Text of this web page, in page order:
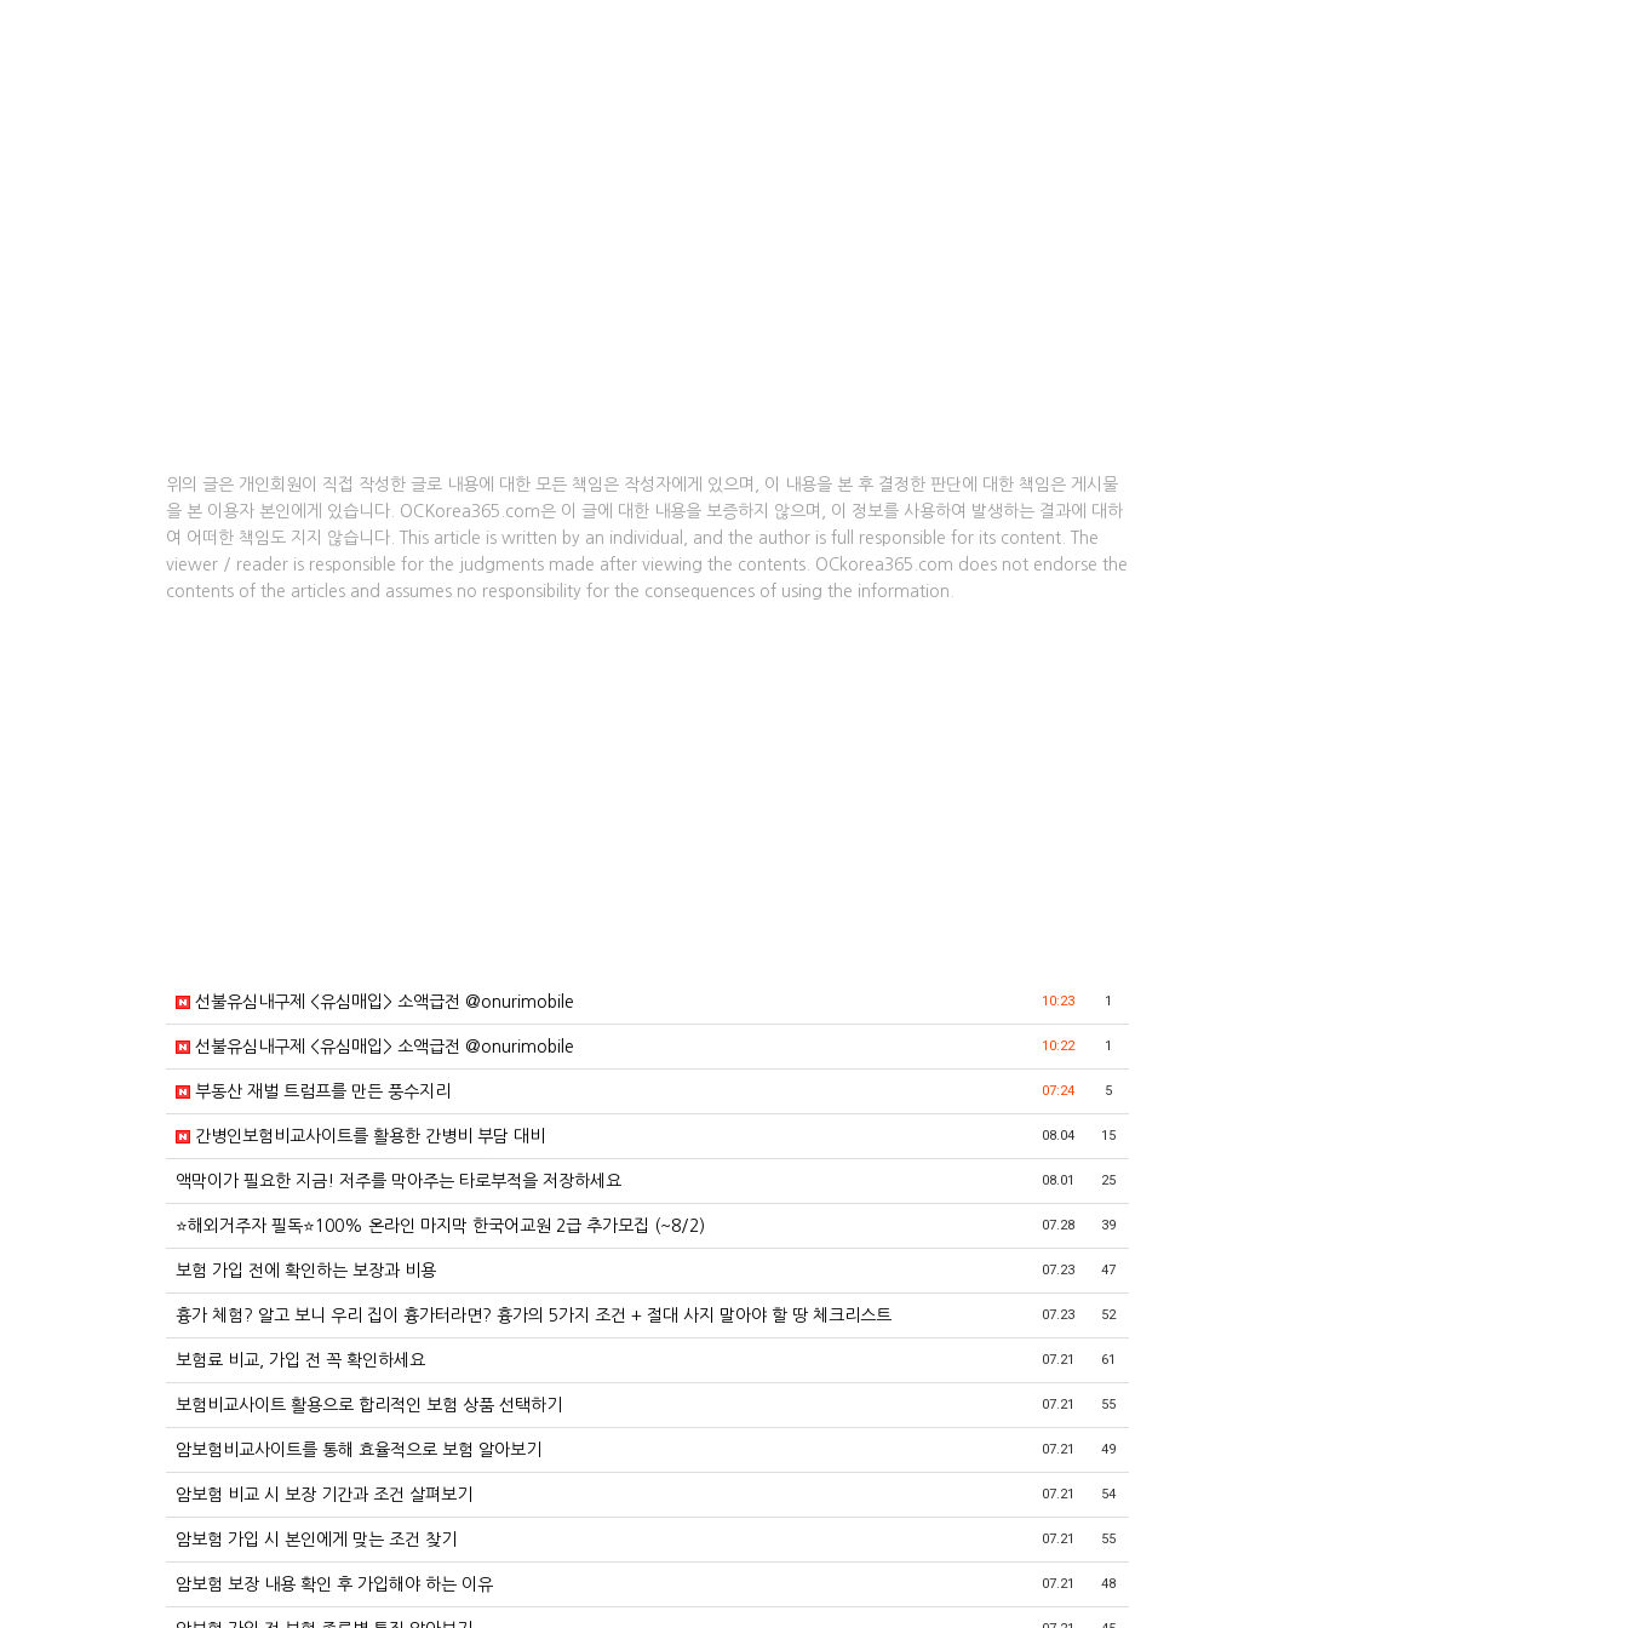
위의 글은 개인회원이 직접 작성한 글로 내용에 대한 모든 책임은 작성자에게 있으며, 이 내용을 본 후 결정한 판단에 대한 책임은 게시물
을 본 이용자 본인에게 있습니다. OCKorea365.com은 이 글에 대한 내용을 보증하지 않으며, 이 정보를 사용하여 발생하는 결과에 대하
여 어떠한 책임도 지지 않습니다. This article is written by an individual, and the author is full responsible for its content. The
viewer / reader is responsible for the judgments made after viewing the contents. OCkorea365.com does not endorse the
contents of the articles and assumes no responsibility for the consequences of using the information.
선불유심내구제 <유심매입> 소액급전 @onurimobile 10:23 1
선불유심내구제 <유심매입> 소액급전 @onurimobile 10:22 1
부동산 재벌 트럼프를 만든 풍수지리 07:24 5
간병인보험비교사이트를 활용한 간병비 부담 대비 08.04 15
액막이가 필요한 지금! 저주를 막아주는 타로부적을 저장하세요 08.01 25
⭐해외거주자 필독⭐100% 온라인 마지막 한국어교원 2급 추가모집 (~8/2) 07.28 39
보험 가입 전에 확인하는 보장과 비용 07.23 47
흉가 체험? 알고 보니 우리 집이 흉가터라면? 흉가의 5가지 조건 + 절대 사지 말아야 할 땅 체크리스트 07.23 52
보험료 비교, 가입 전 꼭 확인하세요 07.21 61
보험비교사이트 활용으로 합리적인 보험 상품 선택하기 07.21 55
암보험비교사이트를 통해 효율적으로 보험 알아보기 07.21 49
암보험 비교 시 보장 기간과 조건 살펴보기 07.21 54
암보험 가입 시 본인에게 맞는 조건 찾기 07.21 55
암보험 보장 내용 확인 후 가입해야 하는 이유 07.21 48